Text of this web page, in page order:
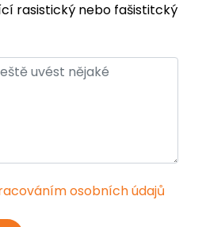
rasistický nebo fašistitcký
osobních údajů